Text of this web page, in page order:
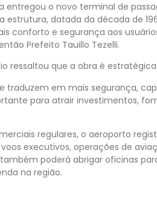
entregou o novo terminal de
estrutura, datada da década de
conforto e segurança aos
Prefeito Tauillo Tezelli.
ressaltou que a obra é
traduzem em mais segurança,
para atrair investimentos,
regulares, o aeroporto
executivos, operações de
poderá abrigar oficinas
na região.